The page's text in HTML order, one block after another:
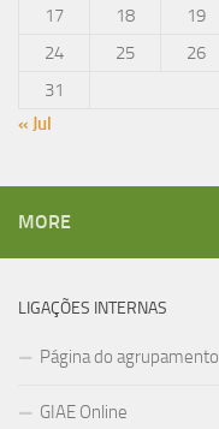
17 18 19
24
25 26
31
« Jul
MORE
LIGAÇÕES INTERNAS
Página do agrupamento
GIAE Online